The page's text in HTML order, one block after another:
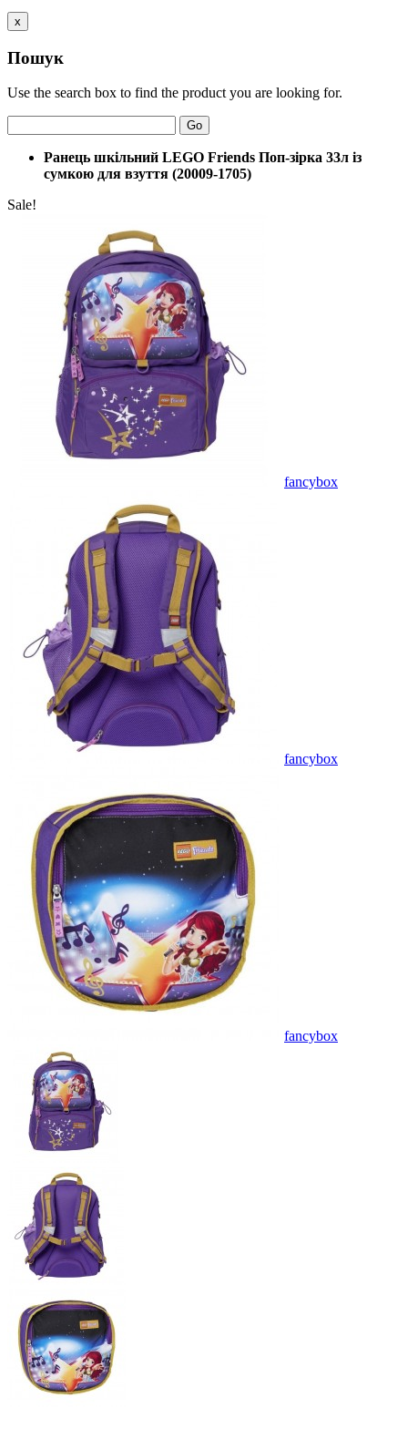
x
Пошук
Use the search box to find the product you are looking for.
Go
Ранець шкільний LEGO Friends Поп-зірка 33л із
сумкою для взуття (20009-1705)
Sale!
fancybox
fancybox
fancybox